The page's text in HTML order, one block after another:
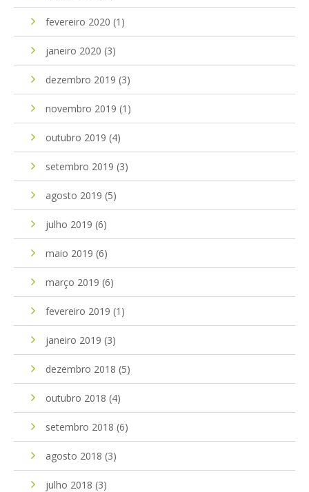
fevereiro 2020 (1)
janeiro 2020 (3)
dezembro 2019 (3)
novembro 2019 (1)
outubro 2019 (4)
setembro 2019 (3)
agosto 2019 (5)
julho 2019 (6)
maio 2019 (6)
março 2019 (6)
fevereiro 2019 (1)
janeiro 2019 (3)
dezembro 2018 (5)
outubro 2018 (4)
setembro 2018 (6)
agosto 2018 (3)
julho 2018 (3)